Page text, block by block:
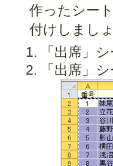
作ったシー
付けしましょ
「出席」
「出席」